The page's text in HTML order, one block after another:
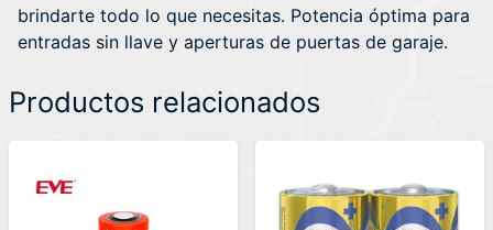
brindarte todo lo que necesitas. Potencia óptima para
entradas sin llave y aperturas de puertas de garaje.
Productos relacionados